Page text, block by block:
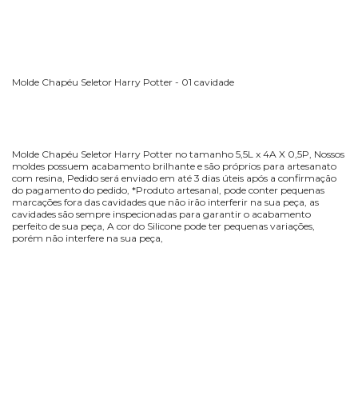
Molde Chapéu Seletor Harry Potter - 01 cavidade
Molde Chapéu Seletor Harry Potter no tamanho 5,5L x 4A X 0,5P, Nossos
moldes possuem acabamento brilhante e são próprios para artesanato
com resina, Pedido será enviado em até 3 dias úteis após a confirmação
do pagamento do pedido, *Produto artesanal, pode conter pequenas
marcações fora das cavidades que não irão interferir na sua peça, as
cavidades são sempre inspecionadas para garantir o acabamento
perfeito de sua peça, A cor do Silicone pode ter pequenas variações,
porém não interfere na sua peça,